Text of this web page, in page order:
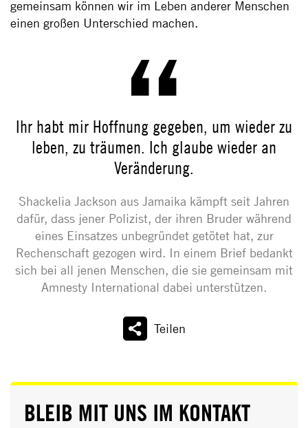
gemeinsam können wir im Leben anderer Menschen
einen großen Unterschied machen.
Ihr habt mir Hoffnung gegeben, um wieder zu
leben, zu träumen. Ich glaube wieder an
Veränderung.
Shackelia Jackson aus Jamaika kämpft seit Jahren
dafür, dass jener Polizist, der ihren Bruder während
eines Einsatzes unbegründet getötet hat, zur
Rechenschaft gezogen wird. In einem Brief bedankt
sich bei all jenen Menschen, die sie gemeinsam mit
Amnesty International dabei unterstützen.
Teilen
BLEIB MIT UNS IM KONTAKT